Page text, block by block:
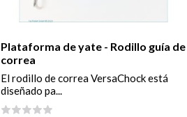
Plataforma de yate - Rodillo guía de
correa
El rodillo de correa VersaChock está
diseñado pa...